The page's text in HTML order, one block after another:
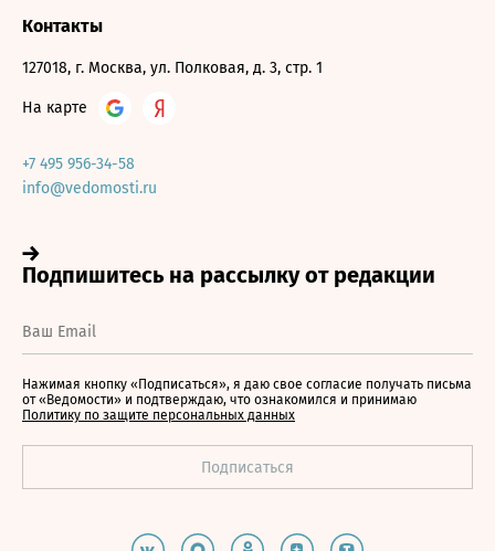
Контакты
127018, г. Москва, ул. Полковая, д. 3, стр. 1
На карте
+7 495 956-34-58
info@vedomosti.ru
Нажимая кнопку «Подписаться», я даю свое согласие получать письма
от «Ведомости» и подтверждаю, что ознакомился и принимаю
Политику по защите персональных данных